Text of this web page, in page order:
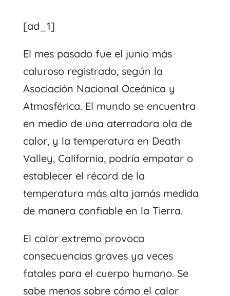
[ad_1]
El mes pasado fue el junio más
caluroso registrado, según la
Asociación Nacional Oceánica y
Atmosférica. El mundo se encuentra
en medio de una aterradora ola de
calor, y la temperatura en Death
Valley, California, podría empatar o
establecer el récord de la
temperatura más alta jamás medida
de manera confiable en la Tierra.
El calor extremo provoca
consecuencias graves ya veces
fatales para el cuerpo humano. Se
sabe menos sobre cómo el calor